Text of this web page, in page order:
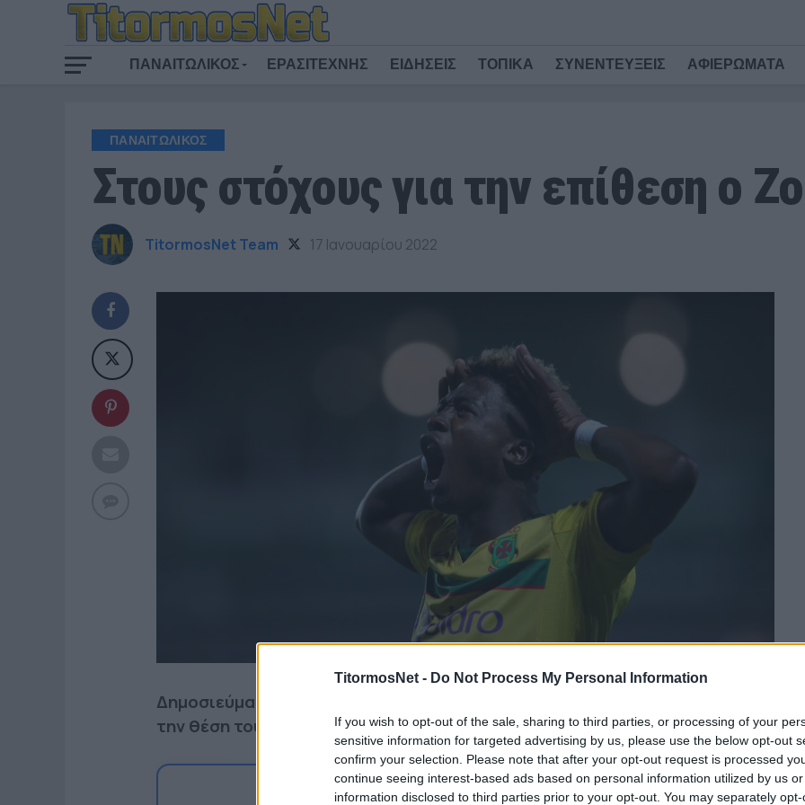
TitormosNet - Do Not Process My Personal Information
If you wish to opt-out of the sale, sharing to third parties, or processing of your
sensitive information for targeted advertising by us, please use the below opt-out
confirm your selection. Please note that after your opt-out request is processed
continue seeing interest-based ads based on personal information utilized by us
information disclosed to third parties prior to your opt-out. You may separately
ΠΑΝΑΙΤΩΛΙΚΟΣ ΕΡΑΣΙΤΕΧΝΗΣ ΕΙΔΗΣΕΙΣ ΤΟΠΙΚΑ ΣΥΝΕΝΤΕΥΞΕΙΣ ΑΦΙΕΡΩΜΑΤΑ
ΠΑΝΑΙΤΩΛΙΚΟΣ
Στους στόχους για την επίθεση ο
TitormosNet Team 17 Ιανουαρίου 2022
Δημοσιεύματα αναφέρουν ότι ένας εκ των στόχων του Παναιτωλικού για
την θέση του φορ είναι ο Πορτογάλος Ζοάο Πέδρο.
Ακολουθήστε μας στο Google